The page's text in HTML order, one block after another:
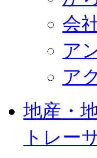
会
ア
ア
地産・
トレー